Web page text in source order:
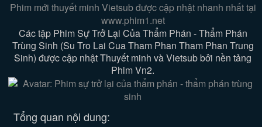
Phim mới thuyết minh Vietsub được cập nhật nhanh nhất tại
www.phim1.net
Các tập Phim Sự Trở Lại Của Thẩm Phán - Thẩm Phán
Trùng Sinh (Su Tro Lai Cua Tham Phan Tham Phan Trung
Sinh) được cập nhật Thuyết minh và Vietsub bởi nền tảng
Phim Vn2.
Tổng quan nội dung: